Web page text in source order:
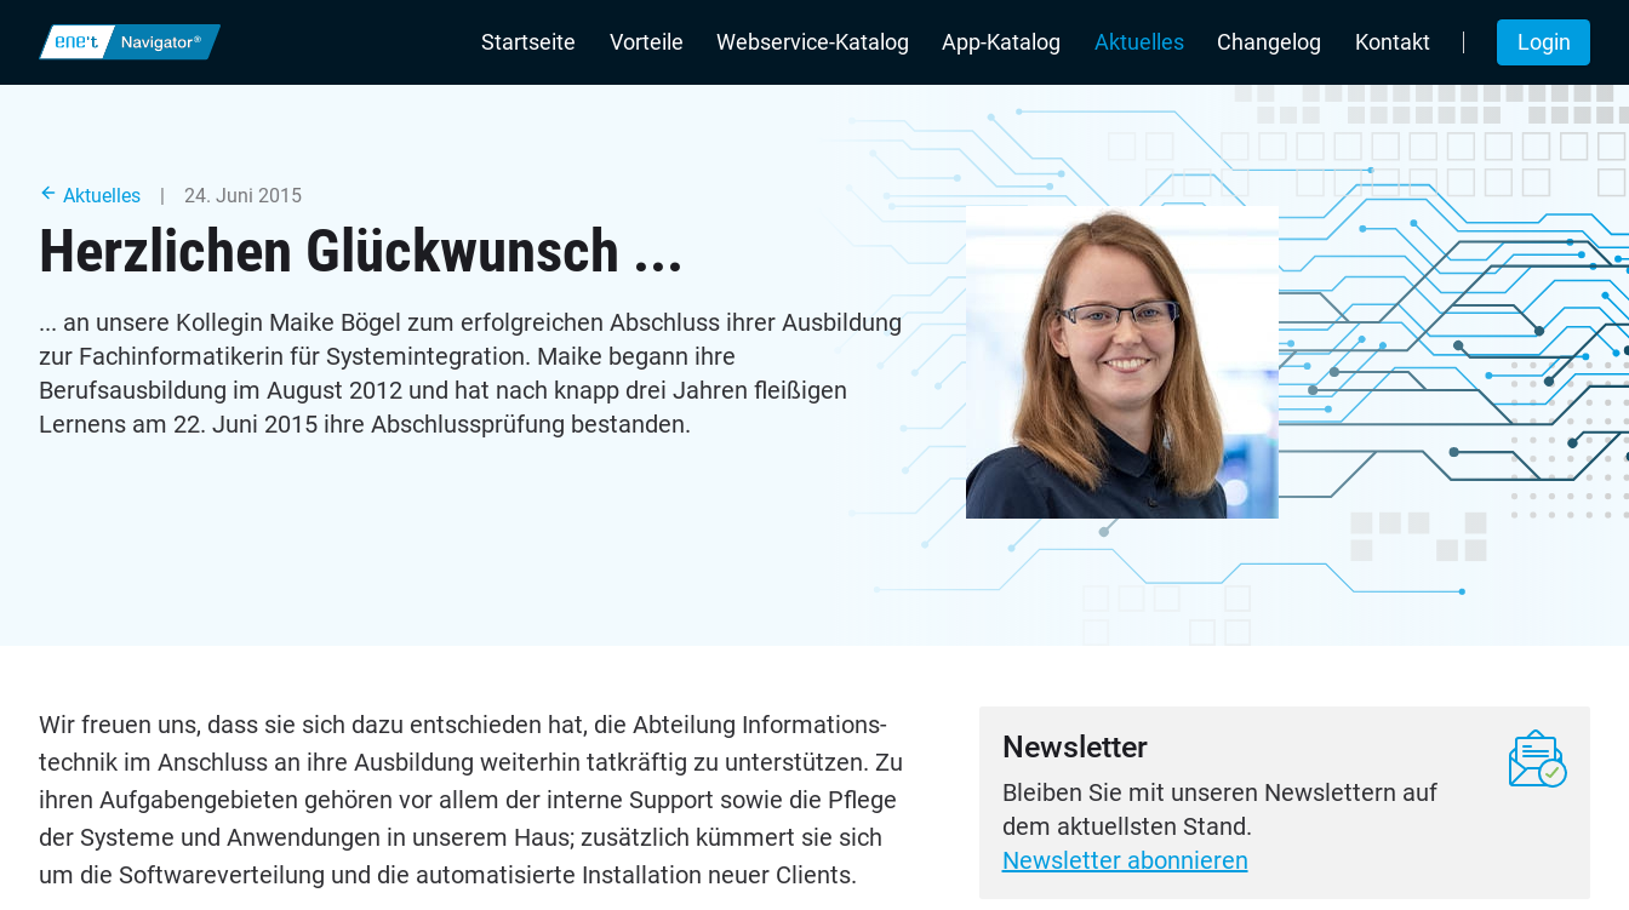
Navigation
Startseite Vorteile Webservice-Katalog App-Katalog Aktuelles Changelog Kontakt Login
Aktuelles | 24. Juni 2015
Herzlichen Glückwunsch ...
... an unsere Kollegin Maike Bögel zum erfolgreichen Abschluss ihrer Ausbildung
zur Fachinformatikerin für Systemintegration. Maike begann ihre
Berufsausbildung im August 2012 und hat nach knapp drei Jahren fleißigen
Lernens am 22. Juni 2015 ihre Abschlussprüfung bestanden.
Wir freu­en uns, dass sie sich dazu ent­schie­den hat, die Abtei­lung Infor­ma­ti­ons­
tech­nik im Anschluss an ihre Aus­bil­dung wei­ter­hin tat­kräf­tig zu unter­stüt­zen. Zu
ihren Auf­ga­ben­ge­bie­ten gehö­ren vor allem der inter­ne Sup­port sowie die Pfle­ge
der Sys­te­me und Anwen­dun­gen in unse­rem Haus; zusätz­lich küm­mert sie sich
um die Soft­ware­ver­tei­lung und die auto­ma­ti­sier­te Instal­la­ti­on neu­er Clients.
Newsletter
Bleiben Sie mit unseren Newslettern auf
dem aktuellsten Stand.
Newsletter abonnieren